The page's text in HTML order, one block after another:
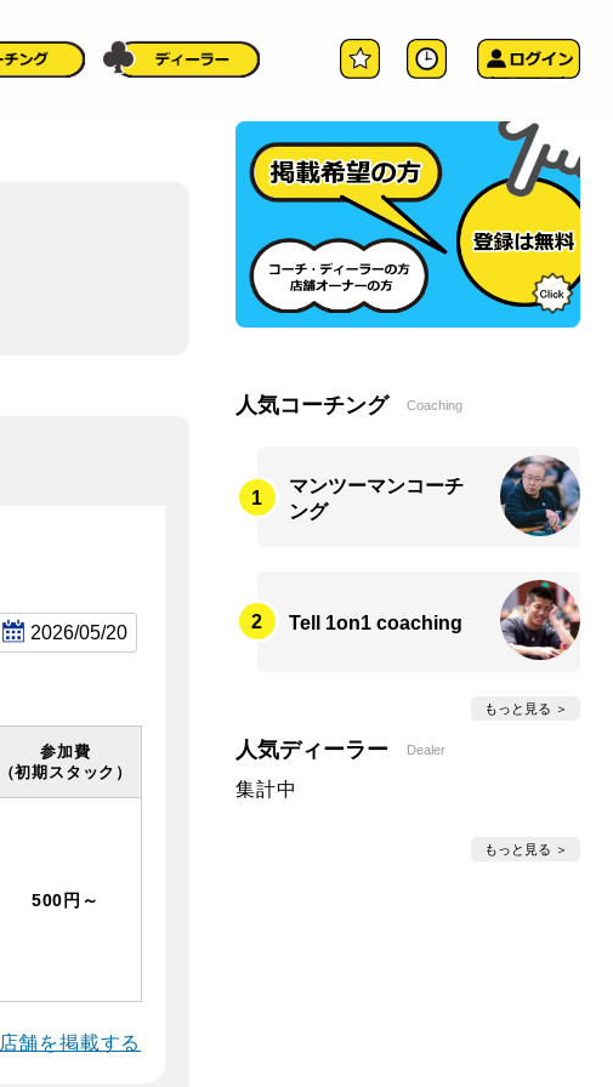
参加費
（初期スタック）
500円～
店舗を掲載する
人気コーチング Coaching
マンツーマンコーチ
ング
Tell 1on1 coaching
もっと見る
人気ディーラー Dealer
集計中
もっと見る